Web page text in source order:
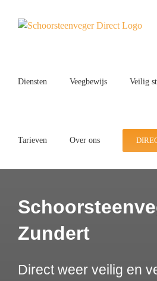
Diensten Veegbewijs Veilig
Tarieven Over ons
Zundert
Direct weer veilig en